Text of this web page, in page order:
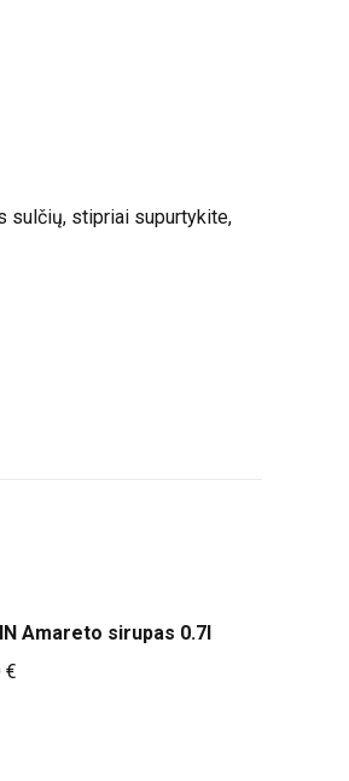
sulčių, stipriai supurtykite,
Amareto sirupas 0.7l
€